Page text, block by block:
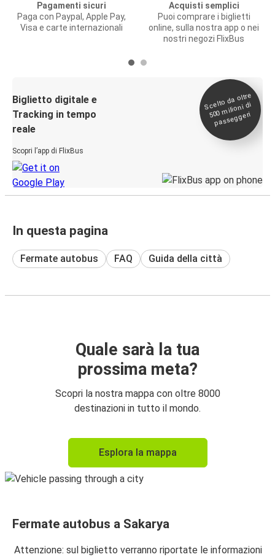
Pagamenti sicuri
Paga con Paypal, Apple Pay,
Visa e carte internazionali
Acquisti semplici
Puoi comprare i biglietti
online, sulla nostra app o nei
nostri negozi FlixBus
Biglietto digitale e
Tracking in tempo
reale
Scopri l’app di FlixBus
Scelto da oltre
500
milioni di
passeggeri
In questa pagina
Fermate autobus FAQ Guida della città
Quale sarà la tua
prossima meta?
Scopri la nostra mappa con oltre 8000
destinazioni in tutto il mondo.
Esplora la mappa
Fermate autobus a Sakarya
Attenzione: sul biglietto verranno riportate le informazioni